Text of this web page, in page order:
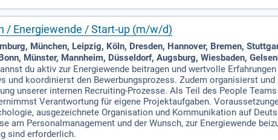
/ Energiewende / Start-up (m/w/d)
München, Leipzig, Köln, Dresden, Hannover, Bremen,
Münster, Mannheim, Düsseldorf, Augsburg, Wiesbaden,
du aktiv zur Energiewende beitragen und wertvolle
und koordinierst den Bewerbungsprozess. Zudem organisierst
unserer internen Recruiting-Prozesse. Als Teil des People
Verantwortung für eigene Projektaufgaben.
ausgezeichnete Organisation und Kommunikation auf
am Personalmanagement und der Wunsch, zur Energiewende
sind erforderlich.